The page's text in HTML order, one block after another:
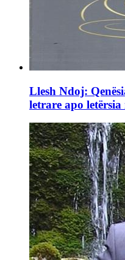
Llesh Ndoj:
letrare apo letërsia